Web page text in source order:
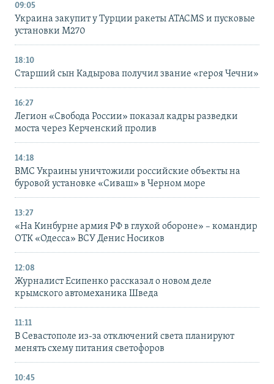
09:05
Украина закупит у Турции ракеты ATACMS и пусковые
установки M270
18:10
Старший сын Кадырова получил звание «героя Чечни»
16:27
Легион «Свобода России» показал кадры разведки
моста через Керченский пролив
14:18
ВМС Украины уничтожили российские объекты на
буровой установке «Сиваш» в Черном море
13:27
«На Кинбурне армия РФ в глухой обороне» – командир
ОТК «Одесса» ВСУ Денис Носиков
12:08
Журналист Есипенко рассказал о новом деле
крымского автомеханика Шведа
11:11
В Севастополе из-за отключений света планируют
менять схему питания светофоров
10:45